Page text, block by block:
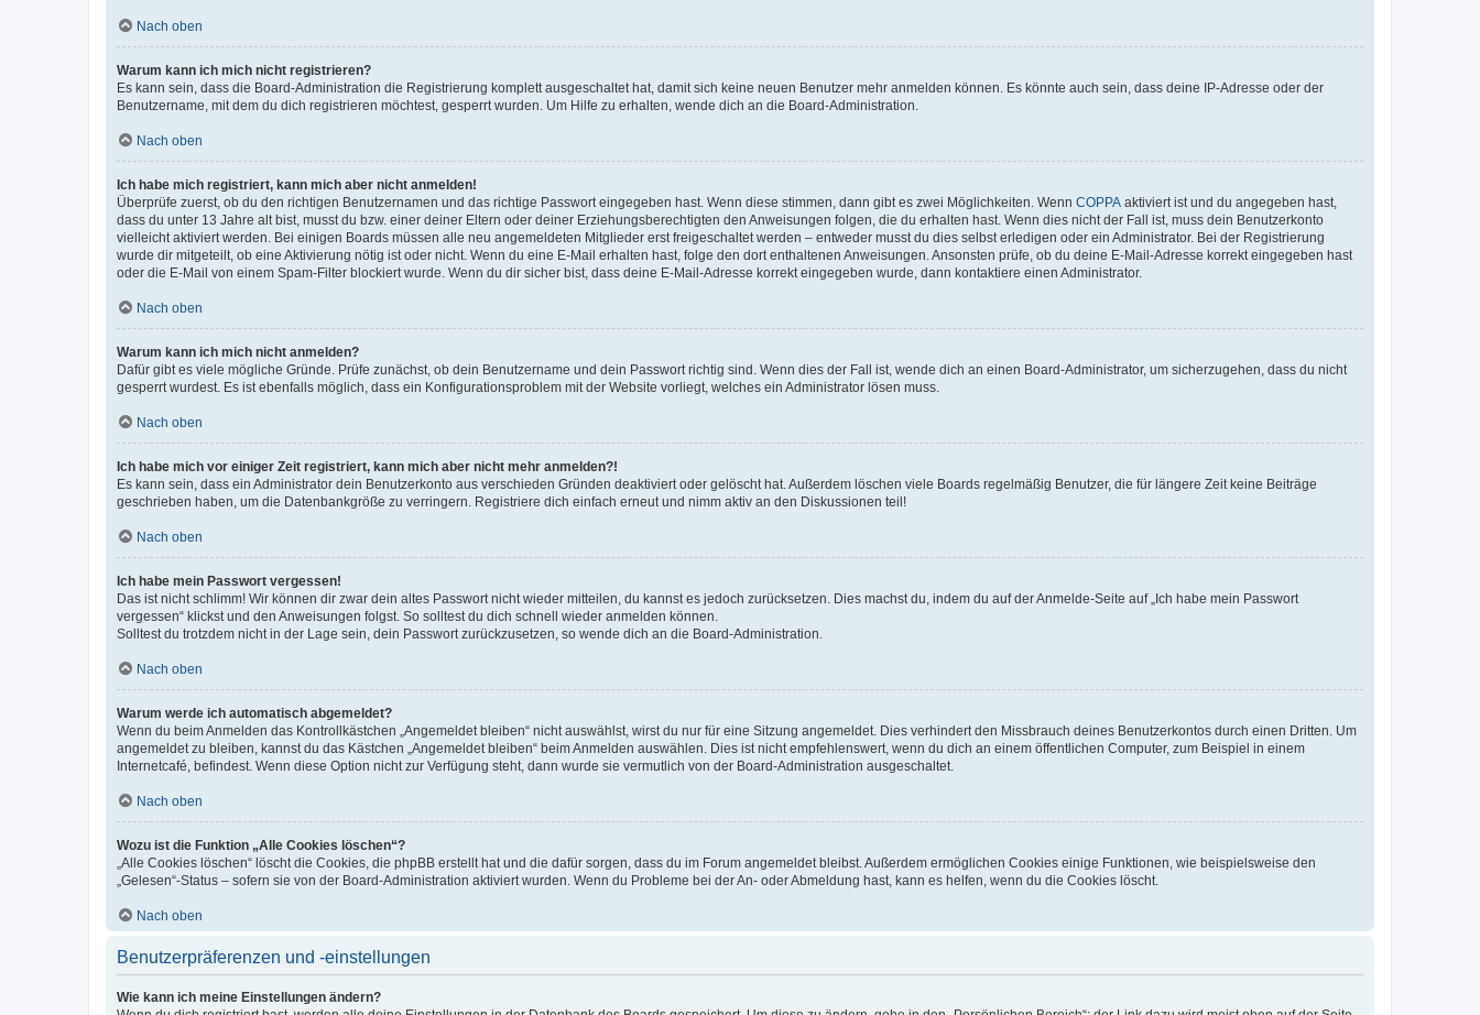
Nach oben
Warum kann ich mich nicht registrieren?
Es kann sein, dass die Board-Administration die Registrierung komplett ausgeschaltet hat, damit sich keine neuen Benutzer mehr anmelden können. Es könnte auch sein, dass deine IP-Adresse oder der
Benutzername, mit dem du dich registrieren möchtest, gesperrt wurden. Um Hilfe zu erhalten, wende dich an die Board-Administration.
Nach oben
Ich habe mich registriert, kann mich aber nicht anmelden!
Überprüfe zuerst, ob du den richtigen Benutzernamen und das richtige Passwort eingegeben hast. Wenn diese stimmen, dann gibt es zwei Möglichkeiten. Wenn COPPA aktiviert ist und du angegeben hast,
dass du unter 13 Jahre alt bist, musst du bzw. einer deiner Eltern oder deiner Erziehungsberechtigten den Anweisungen folgen, die du erhalten hast. Wenn dies nicht der Fall ist, muss dein Benutzerkonto
vielleicht aktiviert werden. Bei einigen Boards müssen alle neu angemeldeten Mitglieder erst freigeschaltet werden – entweder musst du dies selbst erledigen oder ein Administrator. Bei der Registrierung
wurde dir mitgeteilt, ob eine Aktivierung nötig ist oder nicht. Wenn du eine E-Mail erhalten hast, folge den dort enthaltenen Anweisungen. Ansonsten prüfe, ob du deine E-Mail-Adresse korrekt eingegeben hast
oder die E-Mail von einem Spam-Filter blockiert wurde. Wenn du dir sicher bist, dass deine E-Mail-Adresse korrekt eingegeben wurde, dann kontaktiere einen Administrator.
Nach oben
Warum kann ich mich nicht anmelden?
Dafür gibt es viele mögliche Gründe. Prüfe zunächst, ob dein Benutzername und dein Passwort richtig sind. Wenn dies der Fall ist, wende dich an einen Board-Administrator, um sicherzugehen, dass du nicht
gesperrt wurdest. Es ist ebenfalls möglich, dass ein Konfigurationsproblem mit der Website vorliegt, welches ein Administrator lösen muss.
Nach oben
Ich habe mich vor einiger Zeit registriert, kann mich aber nicht mehr anmelden?!
Es kann sein, dass ein Administrator dein Benutzerkonto aus verschieden Gründen deaktiviert oder gelöscht hat. Außerdem löschen viele Boards regelmäßig Benutzer, die für längere Zeit keine Beiträge
geschrieben haben, um die Datenbankgröße zu verringern. Registriere dich einfach erneut und nimm aktiv an den Diskussionen teil!
Nach oben
Ich habe mein Passwort vergessen!
Das ist nicht schlimm! Wir können dir zwar dein altes Passwort nicht wieder mitteilen, du kannst es jedoch zurücksetzen. Dies machst du, indem du auf der Anmelde-Seite auf „Ich habe mein Passwort
vergessen“ klickst und den Anweisungen folgst. So solltest du dich schnell wieder anmelden können.
Solltest du trotzdem nicht in der Lage sein, dein Passwort zurückzusetzen, so wende dich an die Board-Administration.
Nach oben
Warum werde ich automatisch abgemeldet?
Wenn du beim Anmelden das Kontrollkästchen „Angemeldet bleiben“ nicht auswählst, wirst du nur für eine Sitzung angemeldet. Dies verhindert den Missbrauch deines Benutzerkontos durch einen Dritten. Um
angemeldet zu bleiben, kannst du das Kästchen „Angemeldet bleiben“ beim Anmelden auswählen. Dies ist nicht empfehlenswert, wenn du dich an einem öffentlichen Computer, zum Beispiel in einem
Internetcafé, befindest. Wenn diese Option nicht zur Verfügung steht, dann wurde sie vermutlich von der Board-Administration ausgeschaltet.
Nach oben
Wozu ist die Funktion „Alle Cookies löschen“?
„Alle Cookies löschen“ löscht die Cookies, die phpBB erstellt hat und die dafür sorgen, dass du im Forum angemeldet bleibst. Außerdem ermöglichen Cookies einige Funktionen, wie beispielsweise den
„Gelesen“-Status – sofern sie von der Board-Administration aktiviert wurden. Wenn du Probleme bei der An- oder Abmeldung hast, kann es helfen, wenn du die Cookies löscht.
Nach oben
Benutzerpräferenzen und -einstellungen
Wie kann ich meine Einstellungen ändern?